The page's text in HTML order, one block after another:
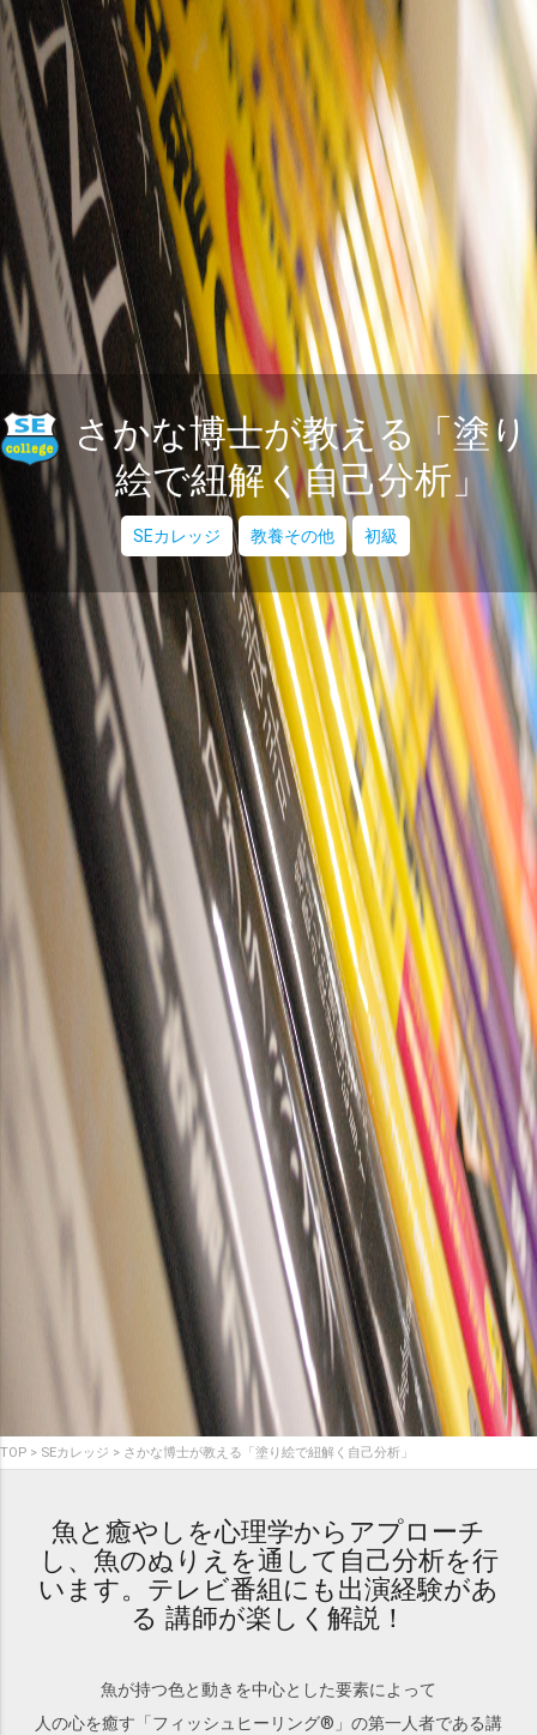
さかな博士が教える「塗り
絵で紐解く自己分析」
SEカレッジ 教養その他 初級
TOP SEカレッジ さかな博士が教える「塗り絵で紐解く自己分析」
魚と癒やしを心理学からアプローチ
し、魚のぬりえを通して自己分析を行
います。テレビ番組にも出演経験があ
る 講師が楽しく解説！
魚が持つ色と動きを中心とした要素によって
人の心を癒す「フィッシュヒーリング®」の第一人者である講